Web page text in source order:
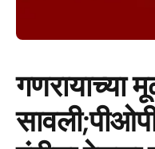
गणरायाच्या